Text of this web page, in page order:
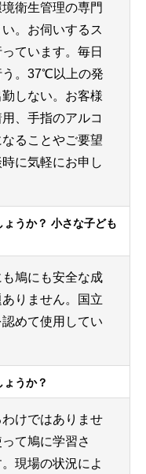
衛生管理の専門
。お伺いするス
ています。毎日
う。37℃以上の発
しない。お客様
、手指のアルコ
ることやご要望
に気軽にお申し
うか？ 小さな子ども
鳩にも安全な成
りません。国立
めて使用してい
うか？
けではありませ
て鳩に学習さ
現場の状況によ